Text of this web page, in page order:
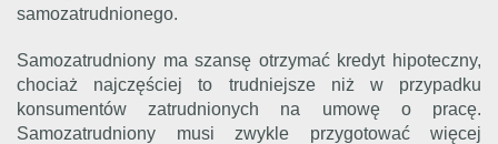
samozatrudnionego.
Samozatrudniony ma szansę otrzymać kredyt hipoteczny,
chociaż najczęściej to trudniejsze niż w przypadku
konsumentów zatrudnionych na umowę o pracę.
Samozatrudniony musi zwykle przygotować więcej